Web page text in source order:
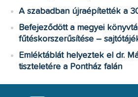
A szabadban újraépítették a
Befejeződött a megyei
fűtéskorszerűsítése –
Emléktáblát helyeztek el dr.
tiszteletére a Pontház falán